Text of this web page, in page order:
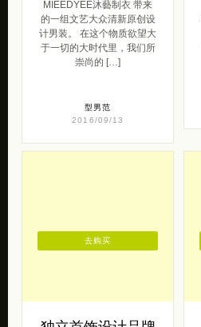
MIEEDYEE沐藝制衣 带来
的一组文艺大众清新原创设
计男装。 在这个物质欲望大
于一切的大时代里，我们所
崇尚的 […]
型男范
2016/09/13
去购买